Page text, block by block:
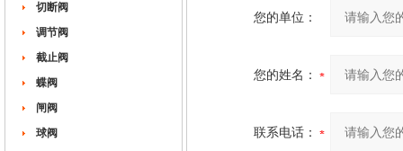
切断阀
调节阀
截止阀
蝶阀
闸阀
球阀
您的单位：
您的姓名：
联系电话：